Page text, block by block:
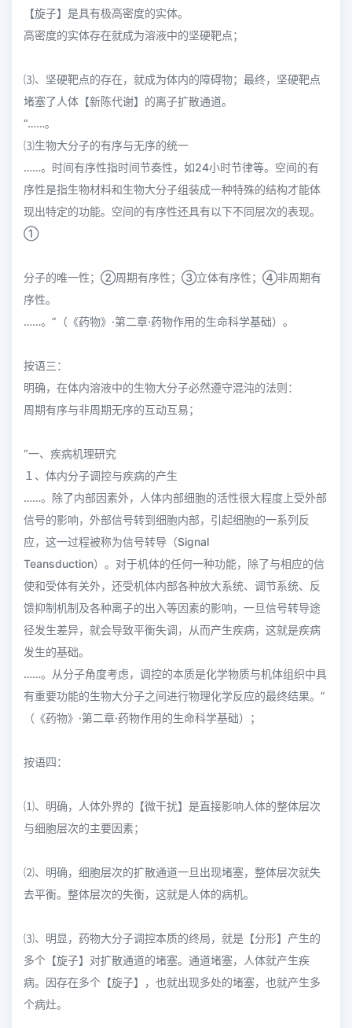
【旋子】是具有极高密度的实体。
高密度的实体存在就成为溶液中的坚硬靶点；
⑶、坚硬靶点的存在，就成为体内的障碍物；最终，坚硬靶点
堵塞了人体【新陈代谢】的离子扩散通道。
“……。
⑶生物大分子的有序与无序的统一
……。时间有序性指时间节奏性，如24小时节律等。空间的有
序性是指生物材料和生物大分子组装成一种特殊的结构才能体
现出特定的功能。空间的有序性还具有以下不同层次的表现。
①
分子的唯一性；②周期有序性；③立体有序性；④非周期有
序性。
……。”（《药物》·第二章·药物作用的生命科学基础）。
按语三：
明确，在体内溶液中的生物大分子必然遵守混沌的法则：
周期有序与非周期无序的互动互易；
“一、疾病机理研究
１、体内分子调控与疾病的产生
……。除了内部因素外，人体内部细胞的活性很大程度上受外部
信号的影响，外部信号转到细胞内部，引起细胞的一系列反
应，这一过程被称为信号转导（Signal
Teansduction）。对于机体的任何一种功能，除了与相应的信
使和受体有关外，还受机体内部各种放大系统、调节系统、反
馈抑制机制及各种离子的出入等因素的影响，一旦信号转导途
径发生差异，就会导致平衡失调，从而产生疾病，这就是疾病
发生的基础。
……。从分子角度考虑，调控的本质是化学物质与机体组织中具
有重要功能的生物大分子之间进行物理化学反应的最终结果。”
（《药物》·第二章·药物作用的生命科学基础）；
按语四：
⑴、明确，人体外界的【微干扰】是直接影响人体的整体层次
与细胞层次的主要因素；
⑵、明确，细胞层次的扩散通道一旦出现堵塞，整体层次就失
去平衡。整体层次的失衡，这就是人体的病机。
⑶、明显，药物大分子调控本质的终局，就是【分形】产生的
多个【旋子】对扩散通道的堵塞。通道堵塞，人体就产生疾
病。因存在多个【旋子】，也就出现多处的堵塞，也就产生多
个病灶。